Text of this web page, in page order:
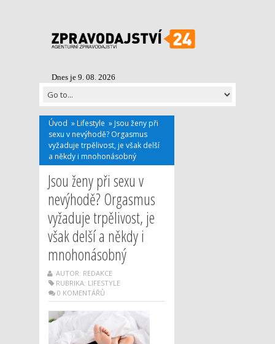
Dnes je 9. 08. 2026
Úvod » Lifestyle » Jsou ženy při
sexu v nevýhodě? Orgasmus
vyžaduje trpělivost, je však delší
a někdy i mnohonásobný
Jsou ženy při sexu v
nevýhodě? Orgasmus
vyžaduje trpělivost, je
však delší a někdy i
mnohonásobný
AUTOR: REDAKCE
RUBRIKA: LIFESTYLE
0 KOMENTÁŘŮ